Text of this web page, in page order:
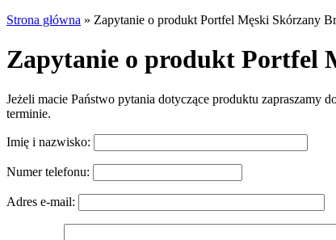
Strona główna » Zapytanie o produkt Portfel Męski Skórzany
Zapytanie o produkt Portfel
Jeżeli macie Państwo pytania dotyczące produktu zapraszamy
terminie.
Imię i nazwisko:
Numer telefonu:
Adres e-mail: